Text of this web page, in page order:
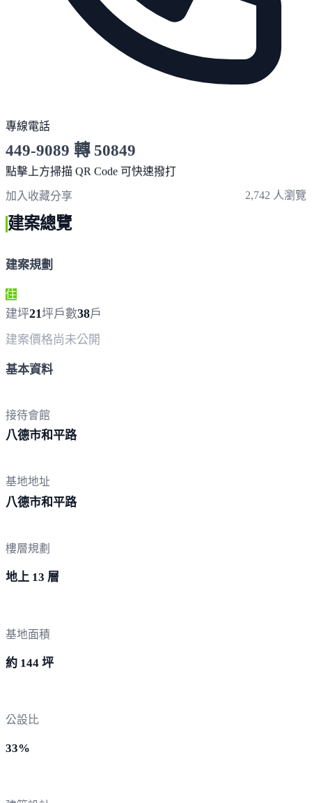
專線電話
449-9089 轉 50849
服務時間 10:00～19:00
點擊上方掃描 QR Code 可快速撥打
加入收藏分享 2,742 人瀏覽
建案總覽
建案規劃
住
建坪21坪戶數38戶
建案價格尚未公開
基本資料
接待會館
八德市和平路
基地地址
八德市和平路
樓層規劃
地上 13 層
基地面積
約 144 坪
公設比
33%